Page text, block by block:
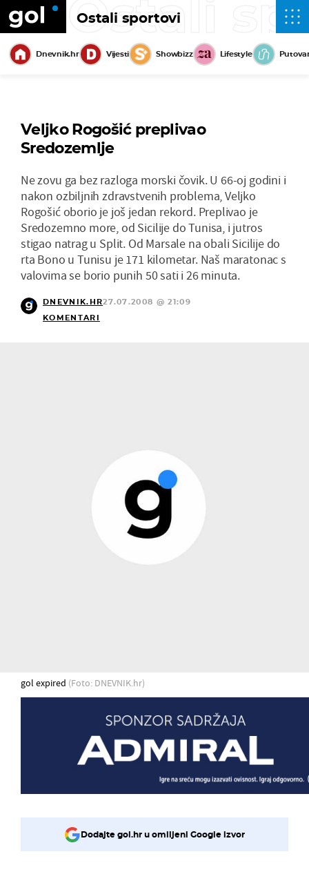
Ostali sportovi
Ostali
Dnevnik.hr Vijesti Showbizz Lifestyle
Veljko Rogošić preplivao
Sredozemlje
Ne zovu ga bez razloga morski čovik. U 66-oj godini i
nakon ozbiljnih zdravstvenih problema, Veljko
Rogošić oborio je još jedan rekord. Preplivao je
Sredozemno more, od Sicilije do Tunisa, i jutros
stigao natrag u Split. Od Marsale na obali Sicilije do
rta Bono u Tunisu je 171 kilometar. Naš maratonac s
valovima se borio punih 50 sati i 26 minuta.
DNEVNIK.HR27.07.2008 @ 21:09
KOMENTARI
gol expired (Foto: DNEVNIK.hr)
Dodajte gol.hr u omiljeni Google izvor